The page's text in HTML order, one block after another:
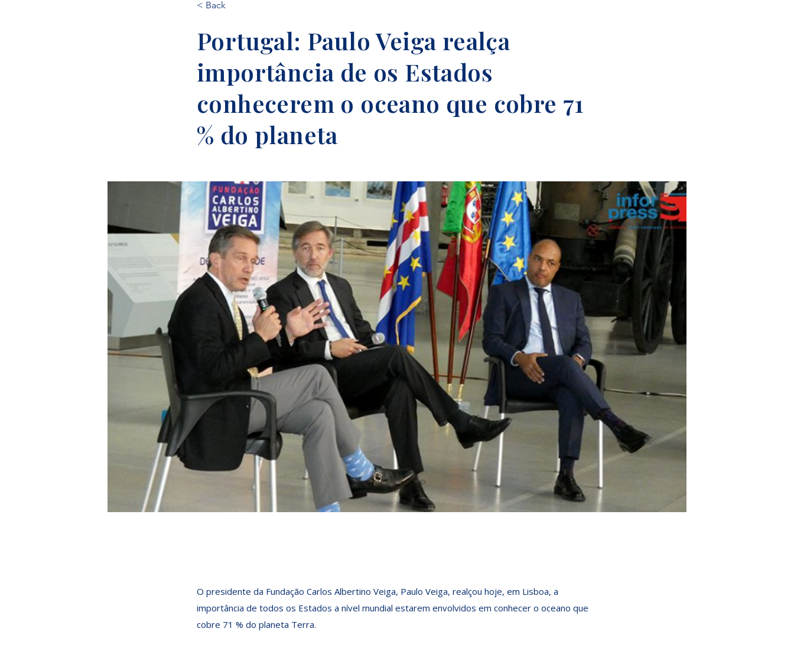
< Back
Portugal: Paulo Veiga realça
importância de os Estados
conhecerem o oceano que cobre 71
% do planeta
O presidente da Fundação Carlos Albertino Veiga, Paulo Veiga, realçou hoje, em Lisboa, a
importância de todos os Estados a nível mundial estarem envolvidos em conhecer o oceano que
cobre 71 % do planeta Terra.